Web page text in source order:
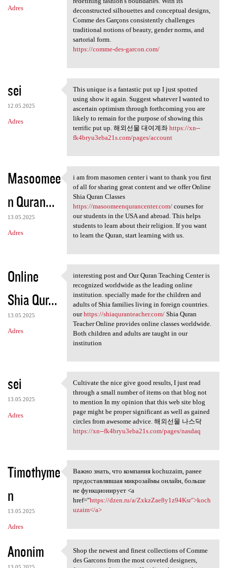
Adres
deconstructed silhouettes and conceptual designs,
Comme des Garçons consistently challenges
traditional notions of beauty, gender norms, and
sartorial form.
https://comme-des-garcon.com/
sei
12.05.2025
Adres
This unique is a fantastic
This unique is a fantastic put up I just spotted
using show it again. Suggest whatever I wanted to
ascertain optimism through forthcoming you are
likely to remain for the purpose of showing this
terrific put up. 해외선물 대여계좌 https://xn--
fk4bryu3eba21s.com/pages/account
Masoomee
n Quran...
13.05.2025
Adres
i am from masomen center i
i am from masomen center i want to thank you first
of all for sharing great content and we offer Online
Shia Quran Classes
https://masoomeenqurancenter.com/courses for
our students in the USA and abroad. This helps
students to learn about their religion. If you want
to learn the Quran, start learning with us.
Online
Shia Qur...
13.05.2025
Adres
interesting post and Our
interesting post and Our Quran Teaching Center is
recognized worldwide as the leading online
institution. specially made for the children and
adults of Shia families living in foreign countries.
ourhttps://shiaquranteacher.com/Shia Quran
Teacher Online provides online classes worldwide.
Both children and adults are taught in our
institution
sei
13.05.2025
Adres
Cultivate the nice give good
Cultivate the nice give good results, I just read
through a small number of items on that blog not
to mention In my opinion that this web site blog
page might be proper significant as well as gained
circles from awesome advice. 해외선물 나스닥
https://xn--fk4bryu3eba21s.com/pages/nasdaq
Timothyme
n
13.05.2025
Adres
Важно знать, что компания
Важно знать, что компания kochuzaim, ранее
предоставлявшая микрозаймы онлайн, больше
не функционирует <a
href="https://dzen.ru/a/ZxkzZae8y1z94Ksr">koch
uzaim</a>
Anonim Shop the newest and finest
Shop the newest and finest collections of Comme
des Garcons from the most coveted designers,